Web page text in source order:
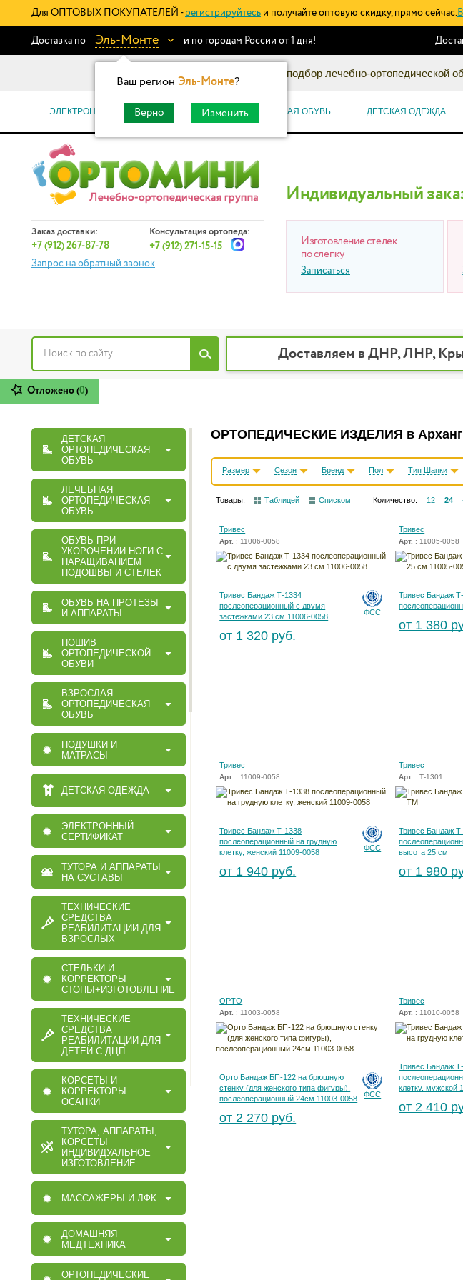
Для ОПТОВЫХ ПОКУПАТЕЛЕЙ - регистрируйтесь и получайте оптовую скидку, прямо сейчас.
Доставка по Эль-Монте
Ваш регион Эль-Монте?
Верно Изменить
и по городам России от 1 дня!
Информационный каталог: подбор лечебно-ортопедической
ЭЛЕКТРОННЫЕ СЕРТИФИКАТЫ ОРТОПЕДИЧЕСКАЯ ОБУВЬ ДЕТСКАЯ ОДЕЖДА
Заказ доставки:
+7 (912) 267-87-78
Консультация ортопеда:
+7 (912) 271-15-15
Запрос на обратный звонок
Индивидуальный
Изготовление стелек
по слепку
Записаться
Доставляем в ДНР, ЛНР,
Отложено (0)
ДЕТСКАЯ
ОРТОПЕДИЧЕСКАЯ
ОБУВЬ
ЛЕЧЕБНАЯ
ОРТОПЕДИЧЕСКАЯ
ОБУВЬ
ОБУВЬ ПРИ
УКОРОЧЕНИИ НОГИ С
НАРАЩИВАНИЕМ
ПОДОШВЫ И СТЕЛЕК
ОБУВЬ НА ПРОТЕЗЫ
И АППАРАТЫ
ПОШИВ
ОРТОПЕДИЧЕСКОЙ
ОБУВИ
ВЗРОСЛАЯ
ОРТОПЕДИЧЕСКАЯ
ОБУВЬ
ПОДУШКИ И
МАТРАСЫ
ДЕТСКАЯ ОДЕЖДА
ЭЛЕКТРОННЫЙ
СЕРТИФИКАТ
ТУТОРА И АППАРАТЫ
НА СУСТАВЫ
ТЕХНИЧЕСКИЕ
СРЕДСТВА
РЕАБИЛИТАЦИИ ДЛЯ
ВЗРОСЛЫХ
СТЕЛЬКИ И
КОРРЕКТОРЫ
СТОПЫ+ИЗГОТОВЛЕНИЕ
ТЕХНИЧЕСКИЕ
СРЕДСТВА
РЕАБИЛИТАЦИИ ДЛЯ
ДЕТЕЙ С ДЦП
КОРСЕТЫ И
КОРРЕКТОРЫ
ОСАНКИ
ТУТОРА, АППАРАТЫ,
КОРСЕТЫ
ИНДИВИДУАЛЬНОЕ
ИЗГОТОВЛЕНИЕ
МАССАЖЕРЫ И ЛФК
ДОМАШНЯЯ
МЕДТЕХНИКА
ОРТОПЕДИЧЕСКИЕ
ОРТОПЕДИЧЕСКИЕ ИЗДЕЛИЯ в
Размер Сезон Бренд Пол Тип Шапки
Товары: Таблицей Списком Количество: 12 24
Тривес
Арт. : 11006-0058
ФСС
Тривес Бандаж Т-1334
послеоперационный с двумя
застежками 23 см 11006-0058
от 1 320 руб.
Тривес
Арт. : 11005-0058
Тривес Бандаж
от 1 380
Тривес
Арт. : 11009-0058
ФСС
Тривес Бандаж Т-1338
послеоперационный на грудную
клетку, женский 11009-0058
от 1 940 руб.
Тривес
Арт. : Т-1301
Тривес Бандаж
высота 25 см
от 1 980
ОРТО
Арт. : 11003-0058
ФСС
Орто Бандаж БП-122 на брюшную
стенку (для женского типа фигуры),
послеоперационный 24см 11003-0058
от 2 270 руб.
Тривес
Арт. : 11010-0058
Тривес Бандаж
клетку, мужской
от 2 410